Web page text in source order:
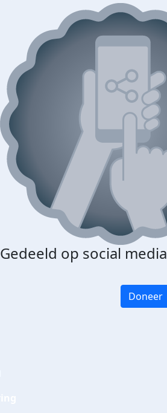
Gedeeld op social media
Doneer